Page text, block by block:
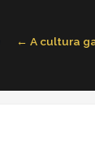
A cultura